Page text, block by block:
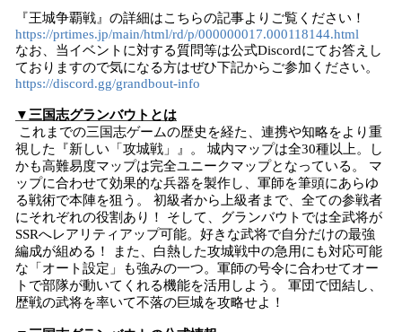
『王城争覇戦』の詳細はこちらの記事よりご覧ください！
https://prtimes.jp/main/html/rd/p/000000017.000118144.html
なお、当イベントに対する質問等は公式Discordにてお答えし
ておりますので気になる方はぜひ下記からご参加ください。
https://discord.gg/grandbout-info
▼三国志グランバウトとは
これまでの三国志ゲームの歴史を経た、連携や知略をより重
視した『新しい「攻城戦」』。 城内マップは全30種以上。し
かも高難易度マップは完全ユニークマップとなっている。 マ
ップに合わせて効果的な兵器を製作し、軍師を筆頭にあらゆ
る戦術で本陣を狙う。 初級者から上級者まで、全ての参戦者
にそれぞれの役割あり！ そして、グランバウトでは全武将が
SSRへレアリティアップ可能。好きな武将で自分だけの最強
編成が組める！ また、白熱した攻城戦中の急用にも対応可能
な「オート設定」も強みの一つ。軍師の号令に合わせてオー
トで部隊が動いてくれる機能を活用しよう。 軍団で団結し、
歴戦の武将を率いて不落の巨城を攻略せよ！